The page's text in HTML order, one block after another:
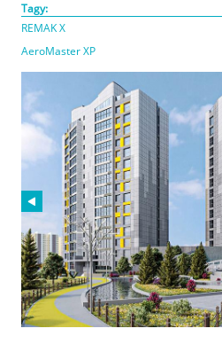
Tagy:
REMAK X
AeroMaster XP